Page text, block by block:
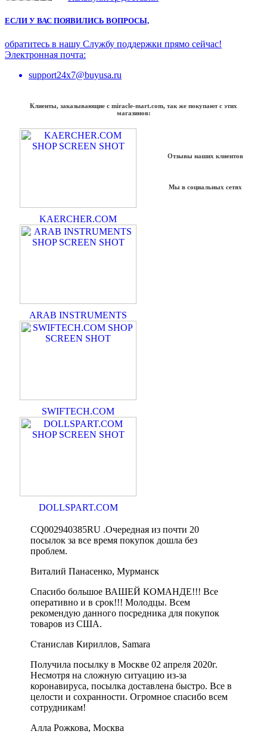
ЕСЛИ У ВАС ПОЯВИЛИСЬ ВОПРОСЫ,
обратитесь в нашу Службу поддержки прямо сейчас!
Электронная почта:
support24x7@buyusa.ru
Клиенты, заказывающие с miracle-mart.com, так же покупают с этих
магазинов:
KAERCHER.COM
ARAB INSTRUMENTS
SWIFTECH.COM
DOLLSPART.COM
Отзывы наших клиентов
Мы в социальных сетях
CQ002940385RU .Очередная из почти 20
посылок за все время покупок дошла без
проблем.
Виталий Панасенко, Мурманск
Спасибо большое ВАШЕЙ КОМАНДЕ!!! Все
оперативно и в срок!!! Молодцы. Всем
рекомендую данного посредника для покупок
товаров из США.
Станислав Кириллов, Samara
Получила посылку в Москве 02 апреля 2020г.
Несмотря на сложную ситуацию из-за
коронавируса, посылка доставлена быстро. Все в
целости и сохранности. Огромное спасибо всем
сотрудникам!
Алла Рожкова, Москва